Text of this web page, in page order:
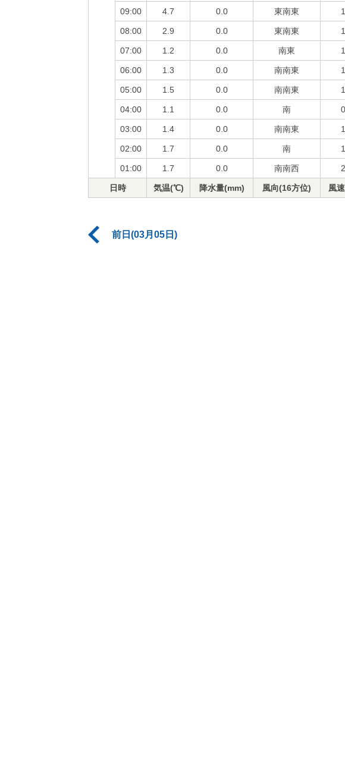
09:00 4.7 0.0 東南東
08:00 2.9 0.0 東南東
07:00 1.2 0.0 南東
06:00 1.3 0.0 南南東
05:00 1.5 0.0 南南東
04:00 1.1 0.0 南
03:00 1.4 0.0 南南東
02:00 1.7 0.0 南
01:00 1.7 0.0 南南西
日時 気温(℃) 降水量(mm) 風向(16方位) 風
前日(03月05日)